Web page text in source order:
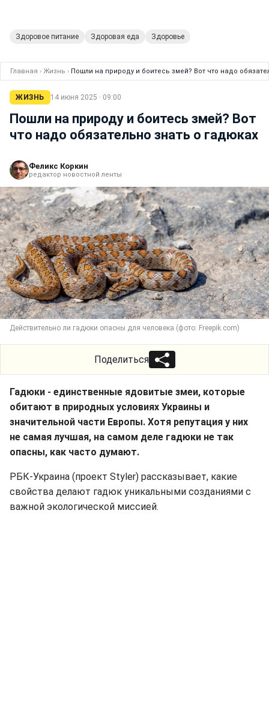
Здоровое питание Здоровая еда Здоровье
Главная › Жизнь › Пошли на природу и боитесь змей? Вот что надо
ЖИЗНЬ 14 июня 2025 · 09:00
Пошли на природу и боитесь змей? Вот
что надо обязательно знать о гадюках
Феликс Коркин
редактор новостной ленты
Действительно ли гадюки опасны для человека (фото: Freepik.com)
Поделиться
Гадюки - единственные ядовитые змеи, которые
обитают в природных условиях Украины и
значительной части Европы. Хотя репутация у них
не самая лучшая, на самом деле гадюки не так
опасны, как часто думают.
РБК-Украина (проект Styler) рассказывает, какие
свойства делают гадюк уникальными созданиями с
важной экологической миссией.